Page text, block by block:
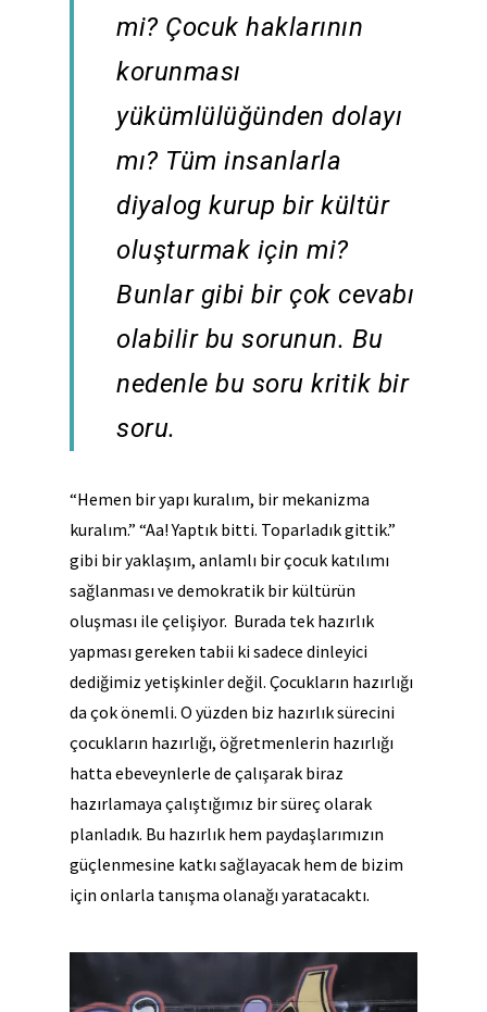
mi? Çocuk haklarının
korunması
yükümlülüğünden dolayı
mı? Tüm insanlarla
diyalog kurup bir kültür
oluşturmak için mi?
Bunlar gibi bir çok cevabı
olabilir bu sorunun. Bu
nedenle bu soru kritik bir
soru.
“Hemen bir yapı kuralım, bir mekanizma
kuralım.” “Aa! Yaptık bitti. Toparladık gittik.”
gibi bir yaklaşım, anlamlı bir çocuk katılımı
sağlanması ve demokratik bir kültürün
oluşması ile çelişiyor. Burada tek hazırlık
yapması gereken tabii ki sadece dinleyici
dediğimiz yetişkinler değil. Çocukların hazırlığı
da çok önemli. O yüzden biz hazırlık sürecini
çocukların hazırlığı, öğretmenlerin hazırlığı
hatta ebeveynlerle de çalışarak biraz
hazırlamaya çalıştığımız bir süreç olarak
planladık. Bu hazırlık hem paydaşlarımızın
güçlenmesine katkı sağlayacak hem de bizim
için onlarla tanışma olanağı yaratacaktı.